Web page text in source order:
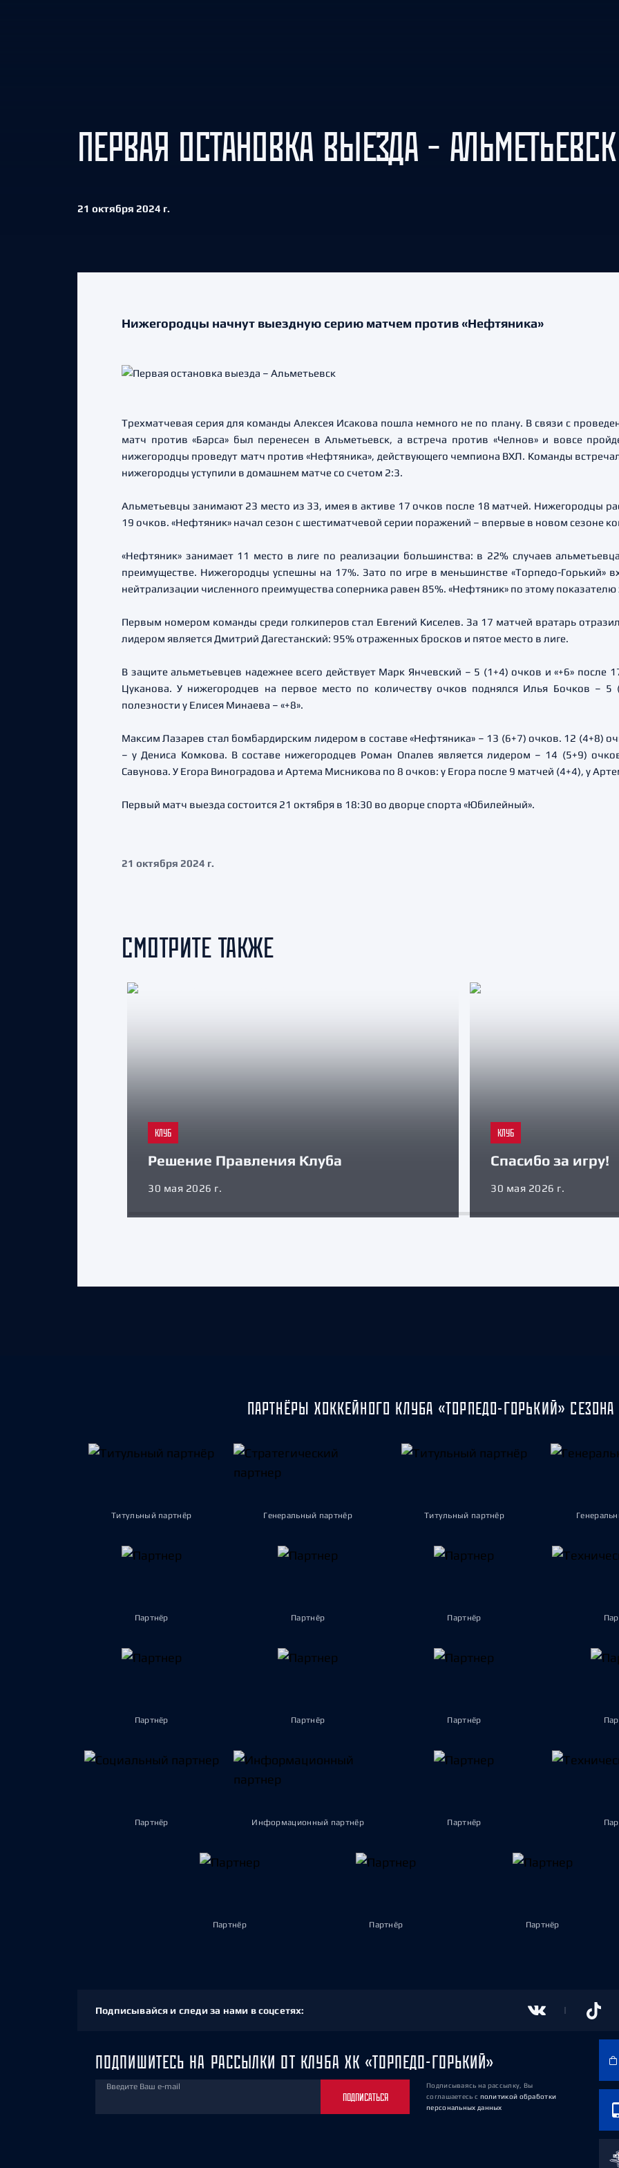
ПЕРВАЯ ОСТАНОВКА ВЫЕЗДА – АЛЬМЕТЬЕВСК
21 октября 2024 г.
Нижегородцы начнут выездную серию матчем против «Нефтяника»
Трехматчевая серия для команды Алексея Исакова пошла немного не по плану. В связи с
матч против «Барса» был перенесен в Альметьевск, а встреча против «Челнов» и вовсе
нижегородцы проведут матч против «Нефтяника», действующего чемпиона ВХЛ. Команды
нижегородцы уступили в домашнем матче со счетом 2:3.
Альметьевцы занимают 23 место из 33, имея в активе 17 очков после 18 матчей. Нижегородцы
19 очков. «Нефтяник» начал сезон с шестиматчевой серии поражений – впервые в новом сезоне
«Нефтяник» занимает 11 место в лиге по реализации большинства: в 22% случаев
преимуществе. Нижегородцы успешны на 17%. Зато по игре в меньшинстве «Торпедо-Горький»
нейтрализации численного преимущества соперника равен 85%. «Нефтяник» по этому
Первым номером команды среди голкиперов стал Евгений Киселев. За 17 матчей вратарь
лидером является Дмитрий Дагестанский: 95% отраженных бросков и пятое место в лиге.
В защите альметьевцев надежнее всего действует Марк Янчевский – 5 (1+4) очков и «+6» после
Цуканова. У нижегородцев на первое место по количеству очков поднялся Илья Бочков –
полезности у Елисея Минаева – «+8».
Максим Лазарев стал бомбардирским лидером в составе «Нефтяника» – 13 (6+7) очков. 12 (4+8)
– у Дениса Комкова. В составе нижегородцев Роман Опалев является лидером – 14 (5+9)
Савунова. У Егора Виноградова и Артема Мисникова по 8 очков: у Егора после 9 матчей (4+4), у
Первый матч выезда состоится 21 октября в 18:30 во дворце спорта «Юбилейный».
21 октября 2024 г.
СМОТРИТЕ ТАКЖЕ
КЛУБ
Решение Правления Клуба
30 мая 2026 г.
КЛУБ
Спасибо за игру!
30 мая 2026 г.
ПАРТНЁРЫ ХОККЕЙНОГО КЛУБА «ТОРПЕДО-ГОРЬКИЙ» СЕЗОНА
Титульный партнёр Генеральный партнёр Титульный партнёр
Партнёр Партнёр Партнёр
Партнёр Партнёр Партнёр
Партнёр Информационный партнёр Партнёр
Партнёр Партнёр Партнёр
Подписывайся и следи за нами в соцсетях:
ПОДПИШИТЕСЬ НА РАССЫЛКИ ОТ КЛУБА ХК «ТОРПЕДО-ГОРЬКИЙ»
Введите Ваш e-mail
ПОДПИСАТЬСЯ
Подписываясь на рассылку, Вы
соглашаетесь с политикой обработки
персональных данных